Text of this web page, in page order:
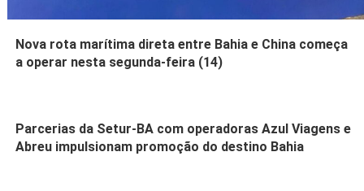
Nova rota marítima direta entre Bahia e China começa
a operar nesta segunda-feira (14)
Parcerias da Setur-BA com operadoras Azul Viagens e
Abreu impulsionam promoção do destino Bahia